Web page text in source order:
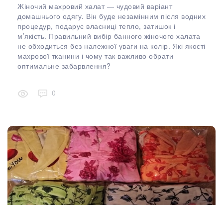
Жіночий махровий халат — чудовий варіант
домашнього одягу. Він буде незамінним після водних
процедур, подарує власниці тепло, затишок і
м’якість. Правильний вибір банного жіночого халата
не обходиться без належної уваги на колір. Які якості
махрової тканини і чому так важливо обрати
оптимальне забарвлення?
0